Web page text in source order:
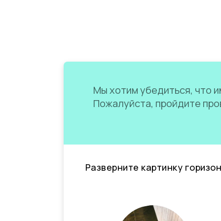
Мы хотим убедиться, что
Пожалуйста, пройдите
Разверните картинку